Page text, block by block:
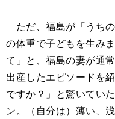
ただ、福島が「うち
の体重で子どもを生み
て」と、福島の妻が通
出産したエピソードを
ですか？」と驚いてい
ン。（自分は）薄い、